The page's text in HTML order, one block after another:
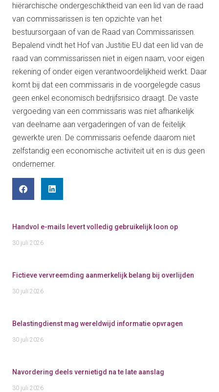
hiërarchische ondergeschiktheid van een lid van de raad
van commissarissen is ten opzichte van het
bestuursorgaan of van de Raad van Commissarissen.
Bepalend vindt het Hof van Justitie EU dat een lid van de
raad van commissarissen niet in eigen naam, voor eigen
rekening of onder eigen verantwoordelijkheid werkt. Daar
komt bij dat een commissaris in de voorgelegde casus
geen enkel economisch bedrijfsrisico draagt. De vaste
vergoeding van een commissaris was niet afhankelijk
van deelname aan vergaderingen of van de feitelijk
gewerkte uren. De commissaris oefende daarom niet
zelfstandig een economische activiteit uit en is dus geen
ondernemer.
Handvol e-mails levert volledig gebruikelijk loon op
30 juli 2026
Fictieve vervreemding aanmerkelijk belang bij overlijden
30 juli 2026
Belastingdienst mag wereldwijd informatie opvragen
30 juli 2026
Navordering deels vernietigd na te late aanslag
30 juli 2026